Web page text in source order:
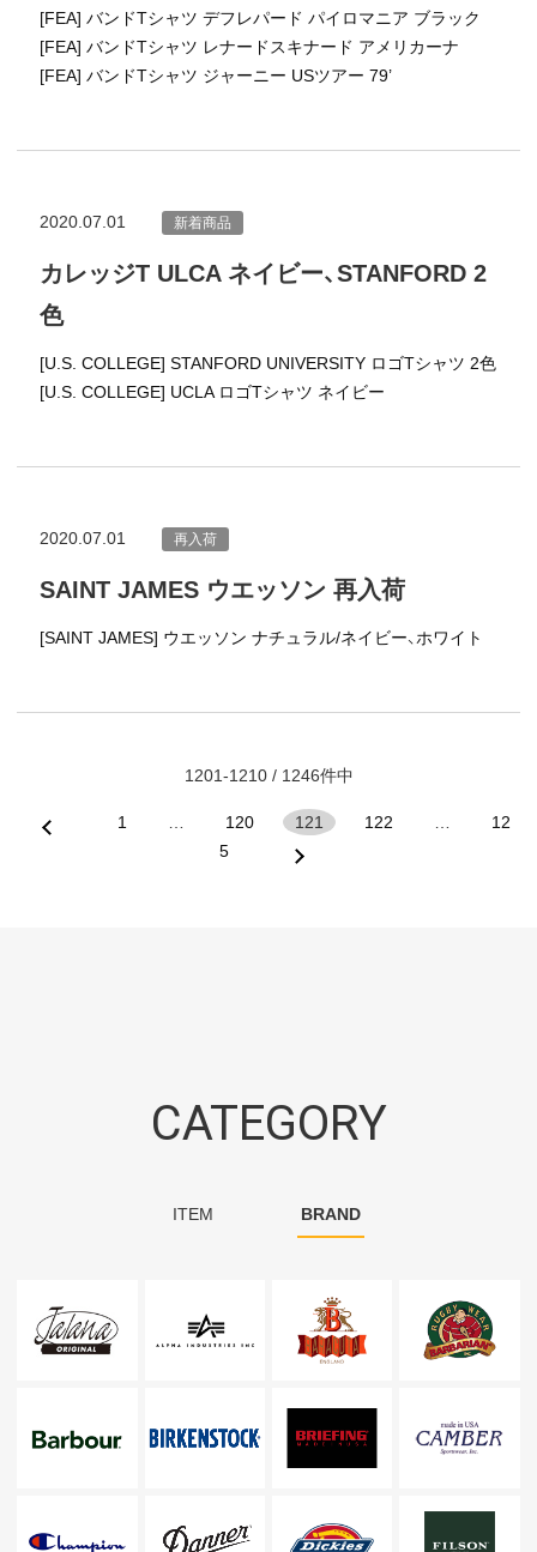
[FEA] バンドTシャツ デフレパード パイロマニア ブラック
[FEA] バンドTシャツ レナードスキナード アメリカーナ
[FEA] バンドTシャツ ジャーニー USツアー 79’
2020.07.01 新着商品
カレッジT ULCA ネイビー、STANFORD 2
色
[U.S. COLLEGE] STANFORD UNIVERSITY ロゴTシャツ 2色
[U.S. COLLEGE] UCLA ロゴTシャツ ネイビー
2020.07.01 再入荷
SAINT JAMES ウエッソン 再入荷
[SAINT JAMES] ウエッソン ナチュラル/ネイビー、ホワイト
1201-1210 / 1246件中
1 120 121 122
12
5
CATEGORY
ITEM BRAND